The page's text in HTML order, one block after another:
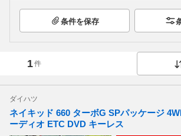
条件を保存
1件
ダイハツ
ネイキッド 660 ターボG SPパッケージ
ーディオ ETC DVD キーレス